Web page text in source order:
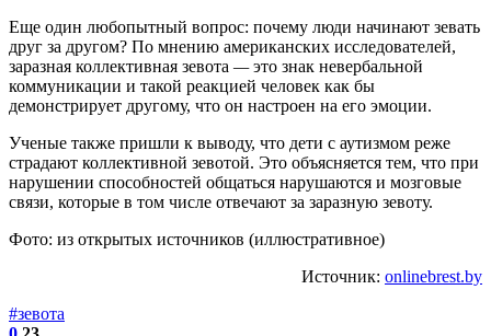
Еще один любопытный вопрос: почему люди начинают зевать
друг за другом? По мнению американских исследователей,
заразная коллективная зевота —это знак невербальной
коммуникации и такой реакцией человек как бы
демонстрирует другому, что он настроен на его эмоции.
Ученые также пришли к выводу, что дети с аутизмом реже
страдают коллективной зевотой. Это объясняется тем, что при
нарушении способностей общаться нарушаются и мозговые
связи, которые в том числе отвечают за заразную зевоту.
Фото: из открытых источников (иллюстративное)
Источник: onlinebrest.by
#зевота